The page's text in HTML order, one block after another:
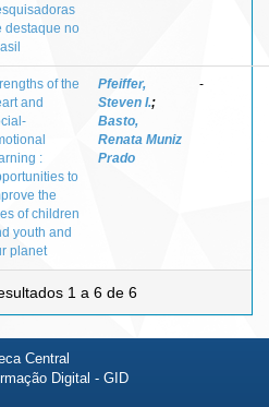
destaque no
of the
and
:
to
the
of children
youth and
planet
Pfeiffer,
Steven I.;
Basto,
Renata Muniz
Prado
-
1 a 6 de 6
Central
Digital - GID